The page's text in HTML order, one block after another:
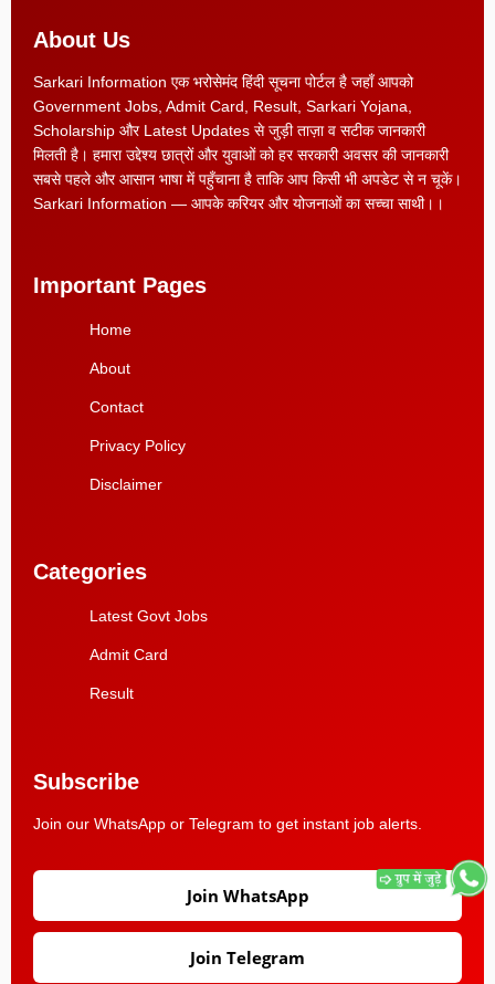
About Us
Sarkari Information एक भरोसेमंद हिंदी सूचना पोर्टल है जहाँ आपको
Government Jobs, Admit Card, Result, Sarkari Yojana,
Scholarship और Latest Updates से जुड़ी ताज़ा व सटीक जानकारी
मिलती है। हमारा उद्देश्य छात्रों और युवाओं को हर सरकारी अवसर की जानकारी
सबसे पहले और आसान भाषा में पहुँचाना है ताकि आप किसी भी अपडेट से न चूकें।
Sarkari Information — आपके करियर और योजनाओं का सच्चा साथी।।
Important Pages
Home
About
Contact
Privacy Policy
Disclaimer
Categories
Latest Govt Jobs
Admit Card
Result
Subscribe
Join our WhatsApp or Telegram to get instant job alerts.
Join WhatsApp
Join Telegram